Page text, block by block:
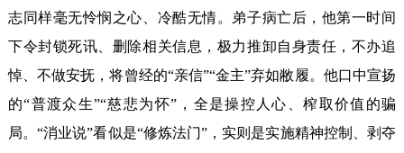
志同样毫无怜悯之心、冷酷无情。弟子病亡后，他第一时间
下令封锁死讯、删除相关信息，极力推卸自身责任，不办追
悼、不做安抚，将曾经的“亲信”“金主”弃如敝履。他口中宣扬
的“普渡众生”“慈悲为怀”，全是操控人心、榨取价值的骗
局。“消业说”看似是“修炼法门”，实则是实施精神控制、剥夺